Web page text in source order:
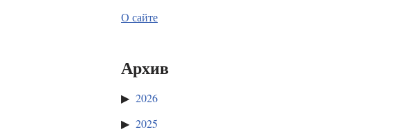
О сайте
Архив
2026
2025